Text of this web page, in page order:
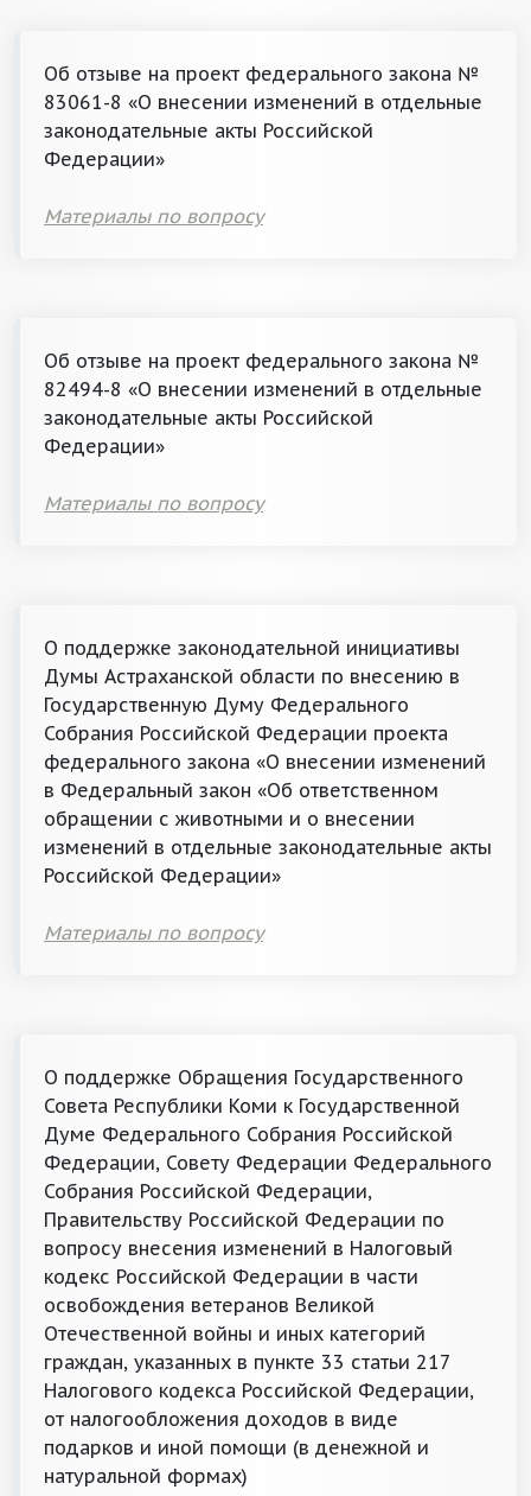
Об отзыве на проект федерального закона №
83061-8 «О внесении изменений в отдельные
законодательные акты Российской
Федерации»
Материалы по вопросу
Об отзыве на проект федерального закона №
82494-8 «О внесении изменений в отдельные
законодательные акты Российской
Федерации»
Материалы по вопросу
О поддержке законодательной инициативы
Думы Астраханской области по внесению в
Государственную Думу Федерального
Собрания Российской Федерации проекта
федерального закона «О внесении изменений
в Федеральный закон «Об ответственном
обращении с животными и о внесении
изменений в отдельные законодательные акты
Российской Федерации»
Материалы по вопросу
О поддержке Обращения Государственного
Совета Республики Коми к Государственной
Думе Федерального Собрания Российской
Федерации, Совету Федерации Федерального
Собрания Российской Федерации,
Правительству Российской Федерации по
вопросу внесения изменений в Налоговый
кодекс Российской Федерации в части
освобождения ветеранов Великой
Отечественной войны и иных категорий
граждан, указанных в пункте 33 статьи 217
Налогового кодекса Российской Федерации,
от налогообложения доходов в виде
подарков и иной помощи (в денежной и
натуральной формах)